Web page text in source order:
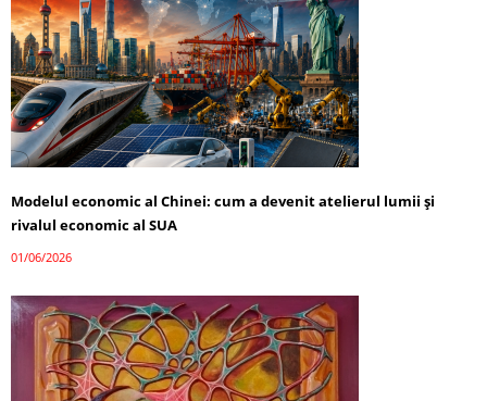
Modelul economic al Chinei: cum a devenit atelierul lumii și
rivalul economic al SUA
01/06/2026